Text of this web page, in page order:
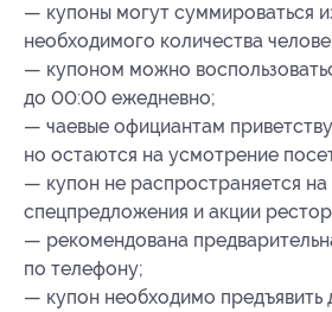
— купоны могут суммироваться
необходимого количества
— купоном можно
до 00:00 ежедневно;
— чаевые официантам
но остаются на усмотрение
— купон не распространяется на
спецпредложения и акции
— рекомендована
по телефону;
— купон необходимо предъявить